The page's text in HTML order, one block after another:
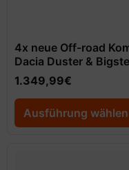
4x neue Off-road
Dacia Duster &
1.349,99€
Ausführung wählen